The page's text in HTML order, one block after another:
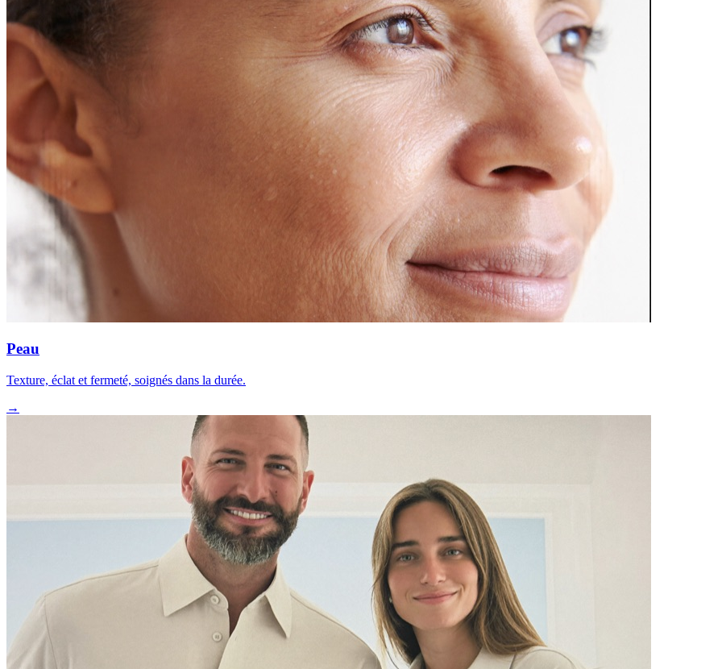
Monkland
fr
Prendre rendez-vous
Peau
Texture, éclat et fermeté, soignés dans la durée.
→